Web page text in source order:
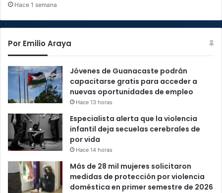
Hace 1 semana
Por Emilio Araya
Jóvenes de Guanacaste podrán
capacitarse gratis para acceder a
nuevas oportunidades de empleo
Hace 13 horas
Especialista alerta que la violencia
infantil deja secuelas cerebrales de
por vida
Hace 14 horas
Más de 28 mil mujeres solicitaron
medidas de protección por violencia
doméstica en primer semestre de 2026